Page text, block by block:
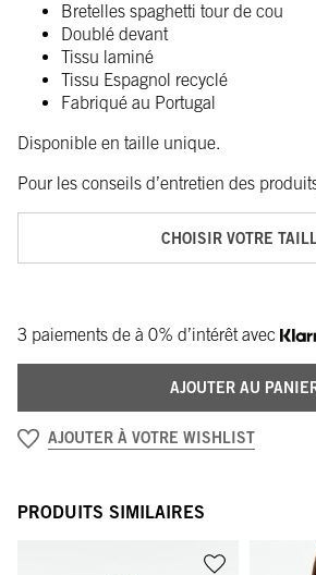
Bretelles spaghetti tour de cou
Doublé devant
Tissu laminé
Tissu Espagnol recyclé
Fabriqué au Portugal
Disponible en taille unique.
Pour les conseils d’entretien des
CHOISIR VOTRE
3 paiements de à 0% d’intérêt avec
AJOUTER AU
AJOUTER À VOTRE WISHLIST
PRODUITS SIMILAIRES